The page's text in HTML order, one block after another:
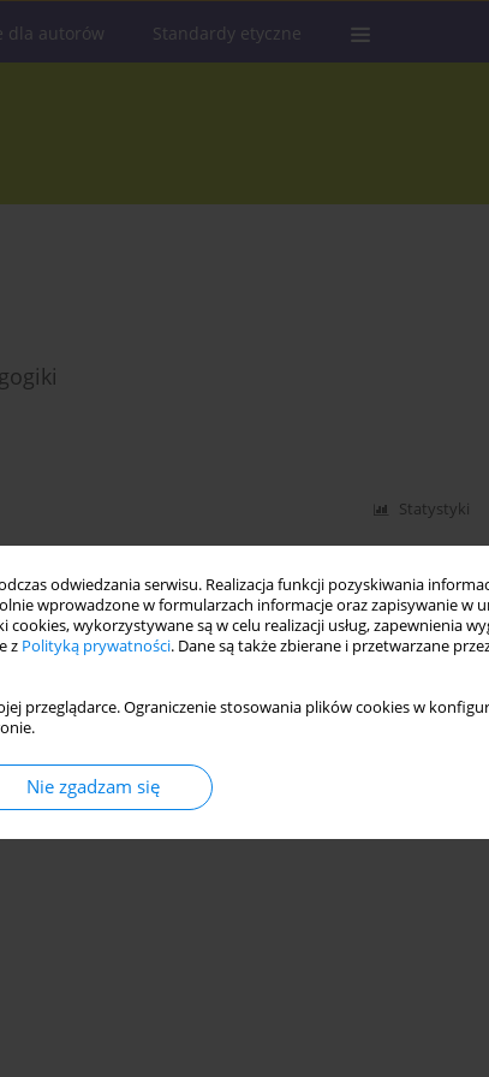
odwiedzania serwisu. Realizacja funkcji pozyskiwania
wprowadzone w formularzach informacje oraz zapisywanie w
cookies, wykorzystywane są w celu realizacji usług, zapewnienia
z Polityką prywatności. Dane są także zbierane i przetwarzane
przeglądarce. Ograniczenie stosowania plików cookies w
Nie zgadzam się
dla autorów Standardy etyczne
Statystyki